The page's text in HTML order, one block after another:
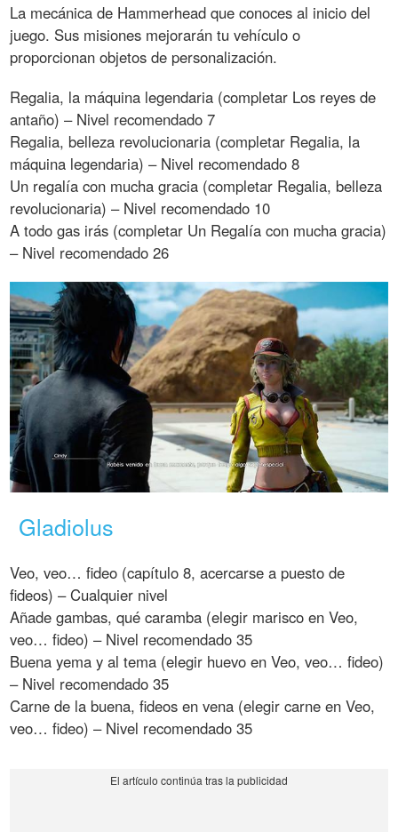
La mecánica de Hammerhead que conoces al inicio del
juego. Sus misiones mejorarán tu vehículo o
proporcionan objetos de personalización.
Regalia, la máquina legendaria (completar Los reyes de
antaño) – Nivel recomendado 7
Regalia, belleza revolucionaria (completar Regalia, la
máquina legendaria) – Nivel recomendado 8
Un regalía con mucha gracia (completar Regalia, belleza
revolucionaria) – Nivel recomendado 10
A todo gas irás (completar Un Regalía con mucha gracia)
– Nivel recomendado 26
Gladiolus
Veo, veo… fideo (capítulo 8, acercarse a puesto de
fideos) – Cualquier nivel
Añade gambas, qué caramba (elegir marisco en Veo,
veo… fideo) – Nivel recomendado 35
Buena yema y al tema (elegir huevo en Veo, veo… fideo)
– Nivel recomendado 35
Carne de la buena, fideos en vena (elegir carne en Veo,
veo… fideo) – Nivel recomendado 35